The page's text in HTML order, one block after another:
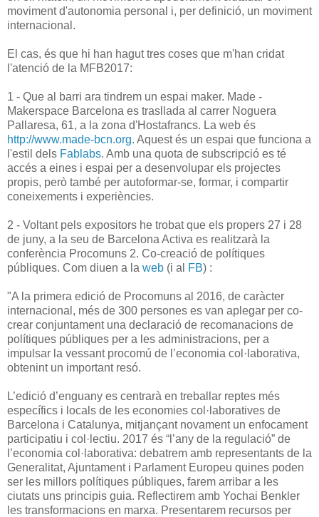
moviment d'autonomia personal i, per definició, un moviment
internacional.
El cas, és que hi han hagut tres coses que m'han cridat
l'atenció de la MFB2017:
1 - Que al barri ara tindrem un espai maker. Made -
Makerspace Barcelona es trasllada al carrer Noguera
Pallaresa, 61, a la zona d'Hostafrancs. La web és
http://www.made-bcn.org. Aquest és un espai que funciona a
l'estil dels Fablabs. Amb una quota de subscripció es té
accés a eines i espai per a desenvolupar els projectes
propis, però també per autoformar-se, formar, i compartir
coneixements i experiències.
2 - Voltant pels expositors he trobat que els propers 27 i 28
de juny, a la seu de Barcelona Activa es realitzarà la
conferència Procomuns 2. Co-creació de polítiques
públiques. Com diuen a la web (i al FB) :
"A la primera edició de Procomuns al 2016, de caràcter
internacional, més de 300 persones es van aplegar per co-
crear conjuntament una declaració de recomanacions de
polítiques públiques per a les administracions, per a
impulsar la vessant procomú de l’economia col·laborativa,
obtenint un important resó.
L’edició d’enguany es centrarà en treballar reptes més
específics i locals de les economies col·laboratives de
Barcelona i Catalunya, mitjançant novament un enfocament
participatiu i col·lectiu. 2017 és “l’any de la regulació” de
l’economia col·laborativa: debatrem amb representants de la
Generalitat, Ajuntament i Parlament Europeu quines poden
ser les millors polítiques públiques, farem arribar a les
ciutats uns principis guia. Reflectirem amb Yochai Benkler
les transformacions en marxa. Presentarem recursos per